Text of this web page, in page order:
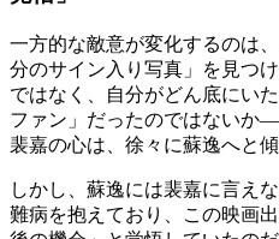
一方的な敵意が変化するのは
分のサイン入り写真」を見つ
ではなく、自分がどん底にい
ファン」だったのではないか
裴嘉の心は、徐々に蘇逸へと傾
しかし、蘇逸には裴嘉に言え
難病を抱えており、この映画